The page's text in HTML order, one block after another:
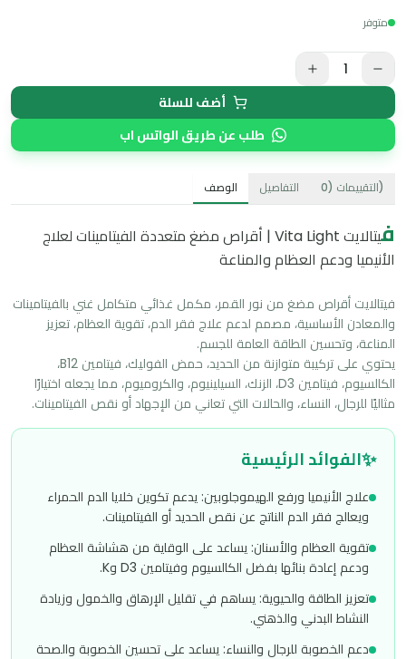
متوفر
1
أضف للسلة
طلب عن طريق الواتس اب
الوصف التفاصيل التقييمات (
0 )
ف
يتالايت Vita Light | أقراص مضغ متعددة الفيتامينات لعلاج
الأنيميا ودعم العظام والمناعة
مثاليًا للرجال، النساء، والحالات التي تعاني من الإجهاد أو نقص الفيتامينات.
✨الفوائد الرئيسية
علاج الأنيميا ورفع الهيموجلوبين: يدعم تكوين خلايا الدم الحمراء
ويعالج فقر الدم الناتج عن نقص الحديد أو الفيتامينات.
تقوية العظام والأسنان: يساعد على الوقاية من هشاشة العظام
ودعم إعادة بنائها بفضل الكالسيوم وفيتامين D3 وK.
تعزيز الطاقة والحيوية: يساهم في تقليل الإرهاق والخمول وزيادة
النشاط البدني والذهني.
دعم الخصوبة للرجال والنساء: يساعد على تحسين الخصوبة والصحة